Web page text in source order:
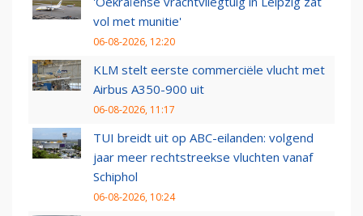
vol met munitie'
06-08-2026, 12:20
KLM stelt eerste commerciële vlucht met
Airbus A350-900 uit
06-08-2026, 11:17
TUI breidt uit op ABC-eilanden: volgend
jaar meer rechtstreekse vluchten vanaf
Schiphol
06-08-2026, 10:24